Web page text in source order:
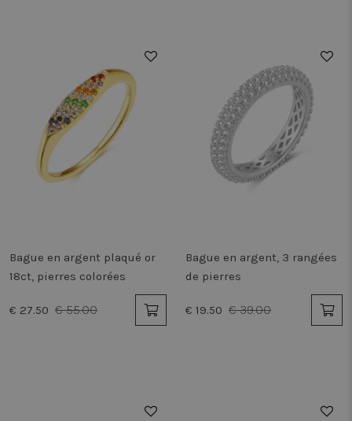
Bague en argent plaqué or
18ct, pierres colorées
€ 27.50 € 55.00
Bague en argent, 3 rangées
de pierres
€ 19.50 € 39.00